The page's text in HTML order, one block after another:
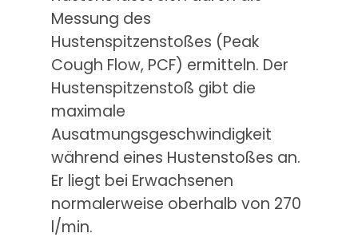
Messung des
Hustenspitzenstoßes (Peak
Cough Flow, PCF) ermitteln. Der
Hustenspitzenstoß gibt die
maximale
Ausatmungsgeschwindigkeit
während eines Hustenstoßes an.
Er liegt bei Erwachsenen
normalerweise oberhalb von 270
l/min.